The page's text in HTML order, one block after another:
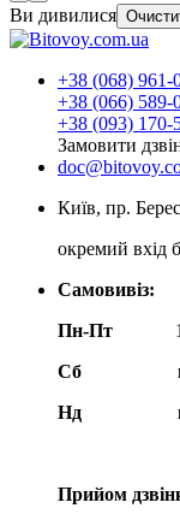
Ви дивилися
+38 (068) 961-
+38 (066) 589-
+38 (093) 170-
Замовити
Київ, пр.
окремий вхід
Самовивіз:
Пн-Пт
Сб
Нд
Прийом